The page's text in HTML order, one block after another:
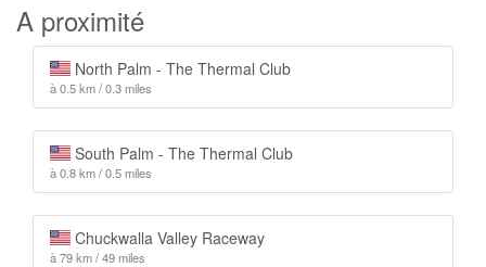
A proximité
North Palm - The Thermal Club
à 0.5 km / 0.3 miles
South Palm - The Thermal Club
à 0.8 km / 0.5 miles
Chuckwalla Valley Raceway
à 79 km / 49 miles